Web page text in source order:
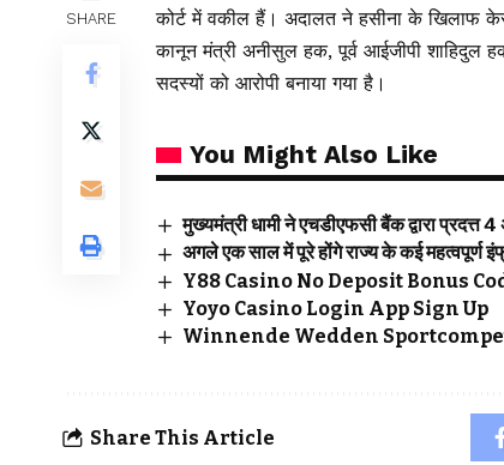
SHARE
कोर्ट में वकील हैं। अदालत ने हसीना के खिलाफ
कानून मंत्री अनीसुल हक, पूर्व आईजीपी शाहिदुल
सदस्यों को आरोपी बनाया गया है।
You Might Also Like
मुख्यमंत्री धामी ने एचडीएफसी बैंक द्वारा
अगले एक साल में पूरे होंगे राज्य के कई महत्वपूर्ण
Y88 Casino No Deposit Bonus
Yoyo Casino Login App Sign Up
Winnende Wedden
Share This Article